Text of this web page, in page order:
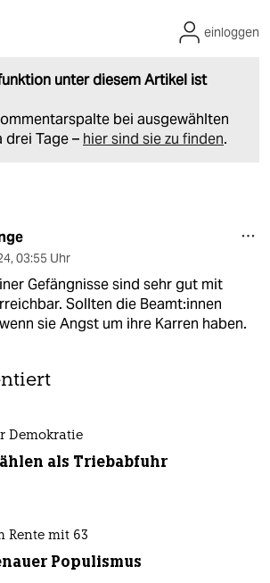
unter diesem Artikel ist
bei ausgewählten
Tage – hier sind sie zu finden.
einloggen
, 03:55 Uhr
Gefängnisse sind sehr gut mit
Sollten die Beamt:innen
sie Angst um ihre Karren haben.
Demokratie
als Triebabfuhr
Rente mit 63
Populismus